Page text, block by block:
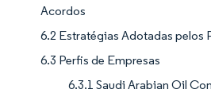
Acordos
6.2 Estratégias Adotadas pelos
6.3 Perfis de Empresas
6.3.1 Saudi Arabian Oil